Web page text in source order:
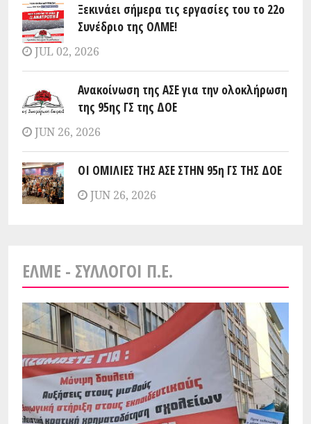
Ξεκινάει σήμερα τις εργασίες του το 22ο
Συνέδριο της ΟΛΜΕ!
JUL 02, 2026
Ανακοίνωση της ΑΣΕ για την ολοκλήρωση
της 95ης ΓΣ της ΔΟΕ
JUN 26, 2026
ΟΙ ΟΜΙΛΙΕΣ ΤΗΣ ΑΣΕ ΣΤΗΝ 95η ΓΣ ΤΗΣ ΔΟΕ
JUN 26, 2026
ΕΛΜΕ - ΣΎΛΛΟΓΟΙ Π.Ε.